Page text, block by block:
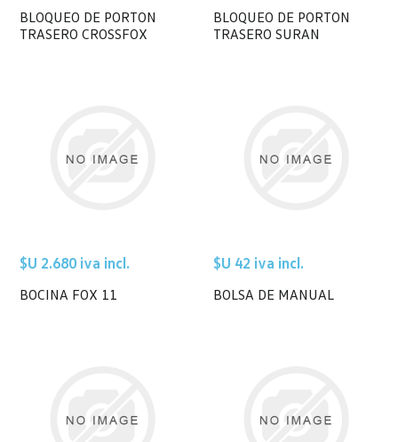
BLOQUEO DE PORTON
TRASERO CROSSFOX
BLOQUEO DE PORTON
TRASERO SURAN
$U 2.680 iva incl.
BOCINA FOX 11
$U 42 iva incl.
BOLSA DE MANUAL